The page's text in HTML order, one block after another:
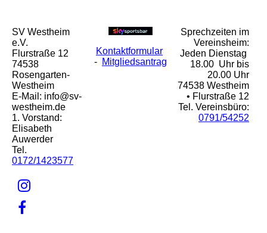
SV Westheim
e.V.
Flurstraße 12
74538
Rosengarten-
Westheim
E-Mail: info@sv-
westheim.de
1. Vorstand:
Elisabeth
Auwerder
Tel.
0172/1423577
Kontaktformular
- Mitgliedsantrag
Sprechzeiten im
Vereinsheim:
Jeden Dienstag
18.00 Uhr bis
20.00 Uhr
74538 Westheim
• Flurstraße 12
Tel. Vereinsbüro:
0791/54252